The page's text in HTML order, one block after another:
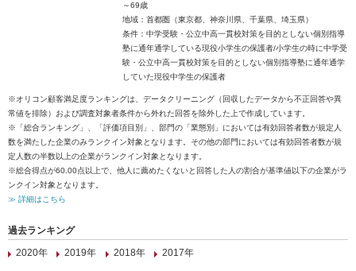
～69歳
地域：首都圏（東京都、神奈川県、千葉県、埼玉県）
条件：中学受験・公立中高一貫校対策を目的としない個別指導
塾に通年通学している現役小学生の保護者/小学生の時に中学受
験・公立中高一貫校対策を目的としない個別指導塾に通年通学
していた現役中学生の保護者
※オリコン顧客満足度ランキングは、データクリーニング（回収したデータから不正回答や異
常値を排除）および調査対象者条件から外れた回答を除外した上で作成しています。
※「総合ランキング」、「評価項目別」、部門の「業態別」においては有効回答者数が規定人
数を満たした企業のみランクイン対象となります。その他の部門においては有効回答者数が規
定人数の半数以上の企業がランクイン対象となります。
※総合得点が60.00点以上で、他人に薦めたくないと回答した人の割合が基準値以下の企業がラ
ンクイン対象となります。
≫ 詳細はこちら
過去ランキング
2020年
2019年 2018年 2017年